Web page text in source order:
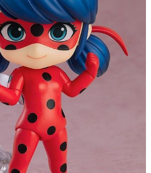
含以上)免運費
購物袋取貨唷。